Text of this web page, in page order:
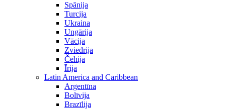
Spānija
Turcija
Ukraina
Ungārija
Vācija
Zviedrija
Čehija
Īrija
Latin America and Caribbean
Argentīna
Bolīvija
Brazīlija